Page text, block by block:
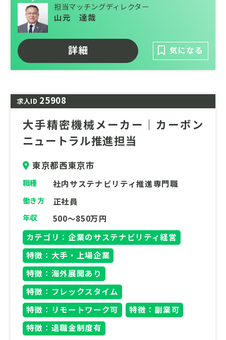
グに特化した技術を習得可能
ミッション: 脱炭素化に不可欠な再生可能エ
ネルギーの安定利用に貢献
天気と未来をデザインする！気象・環境テク
ノロジーの最前線で活躍しませんか？
私たちは、天気予報や花粉・紫外線情報な
ど、あなたの日々の生活に欠かせない気象サ
ービスを提供するリーディングカンパニーで
す。それだけでなく、防災や環境改善のコン
サルティングを通じて、より安心・安全・快
適な社会の実現に貢献しています。
このポジションでは、気象を核としたWebシ
ステム開発やデータ分析など、専門性の高い
技術を習得できます。当社のユニークな環境
で、他では得られない気象コンサルティング
特有の技術を身につけ、市場価値の高い人材
へと成長するチャンスです。
再生可能エネルギーの未来を支える、社会貢
献性の高い仕事！
特に注目していただきたいのは、脱炭素社会
の実現に不可欠な再生可能エネルギーの安定
利用に貢献できる点です。気象データを活用
し、クリーンエネルギーの導入と運用をサポ
担当マッチングディレクター
山元 達哉
詳細 気になる
求人ID 25908
大手精密機械メーカー｜カーボン
ニュートラル推進担当
東京都西東京市
職種 社内サステナビリティ推進専門職
働き方 正社員
年収
500～850万円
カテゴリ：企業のサステナビリティ経営
特徴：大手・上場企業
特徴：海外展開あり
特徴：フレックスタイム
特徴：リモートワーク可
特徴：副業可
特徴：退職金制度有